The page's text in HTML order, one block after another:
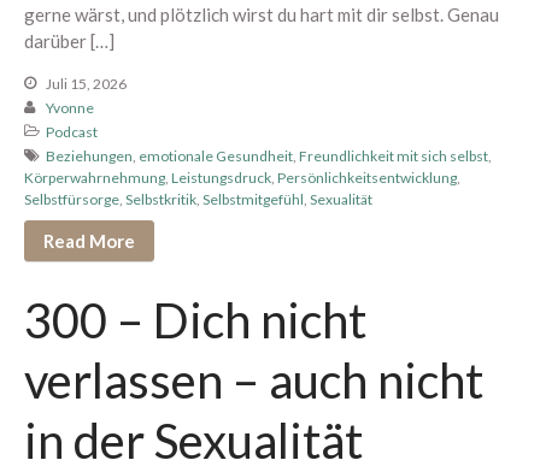
Übersicht
Über mich
gerne wärst, und plötzlich wirst du hart mit dir selbst. Genau
darüber […]
Juli 15, 2026
Yvonne
Podcast
Beziehungen emotionale Gesundheit Freundlichkeit mit sich selbst
Körperwahrnehmung Leistungsdruck Persönlichkeitsentwicklung
Selbstfürsorge Selbstkritik Selbstmitgefühl Sexualität
Read More
300 – Dich nicht
verlassen – auch nicht
in der Sexualität